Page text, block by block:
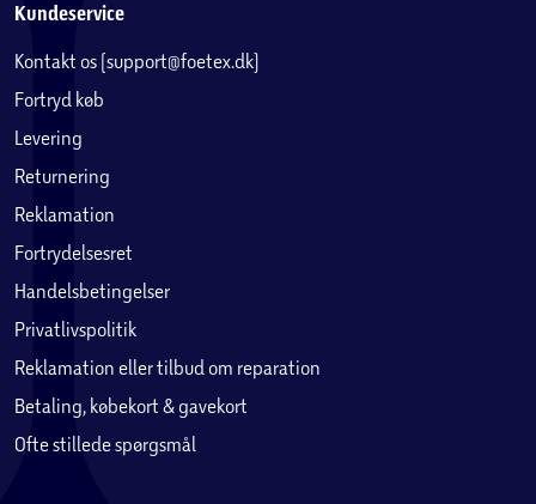
Kundeservice
Kontakt os (support@foetex.dk)
Fortryd køb
Levering
Returnering
Reklamation
Fortrydelsesret
Handelsbetingelser
Privatlivspolitik
Reklamation eller tilbud om reparation
Betaling, købekort & gavekort
Ofte stillede spørgsmål